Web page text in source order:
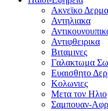
Ακνεϊκο Δερμα
Αντηλιακα
Αντιφθειρικα
Βιταμινες
Γαλακτωμα
Ευαισθητο
Κολωνιες
Μετα τον Ηλιο
Σαμπουαν-